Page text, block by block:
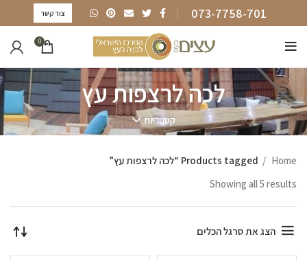
073-7758-701 צור קשר
0
לכה לרצפות עץ
קטגוריות
Home
Products tagged “לכה לרצפות עץ”
Showing all 5 results
הצג את סרגל הכלים